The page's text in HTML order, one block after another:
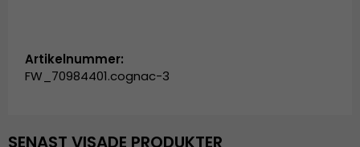
Artikelnummer:
FW_70984401.cognac-3
SENAST VISADE PRODUKTER